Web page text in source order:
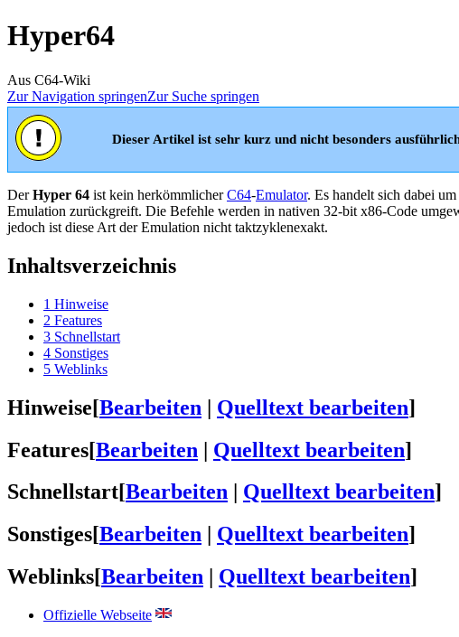
Hyper64
Aus C64-Wiki
Zur Navigation springenZur Suche springen
Dieser Artikel ist sehr kurz und nicht besonders
DerHyper 64 ist kein herkömmlicherC64-Emulator. Es handelt sich dabei
Emulation zurückgreift. Die Befehle werden in nativen 32-bit x86-Code
jedoch ist diese Art der Emulation nicht taktzyklenexakt.
Inhaltsverzeichnis
1 Hinweise
2 Features
3 Schnellstart
4 Sonstiges
5 Weblinks
Hinweise[Bearbeiten | Quelltext bearbeiten]
Features[Bearbeiten | Quelltext bearbeiten]
Schnellstart[Bearbeiten Quelltext bearbeiten]
Sonstiges[Bearbeiten Quelltext bearbeiten]
Weblinks[Bearbeiten Quelltext bearbeiten]
Offizielle Webseite